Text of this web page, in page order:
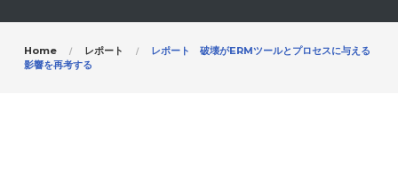
Home レポート
レポート 破壊がERMツールとプロセスに与える
影響を再考する